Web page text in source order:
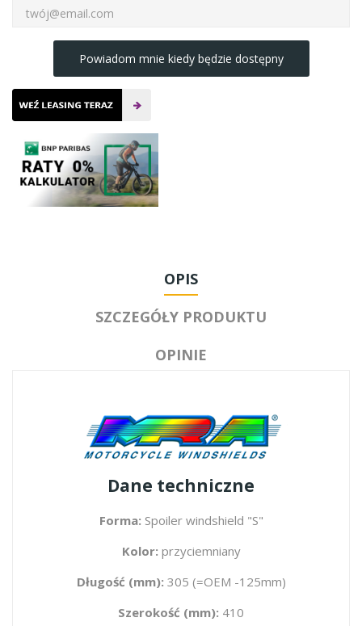
Powiadom mnie kiedy będzie dostępny
OPIS
SZCZEGÓŁY PRODUKTU
OPINIE
Dane techniczne
Forma: Spoiler windshield "S"
Kolor: przyciemniany
Długość (mm): 305 (=OEM -125mm)
Szerokość (mm): 410